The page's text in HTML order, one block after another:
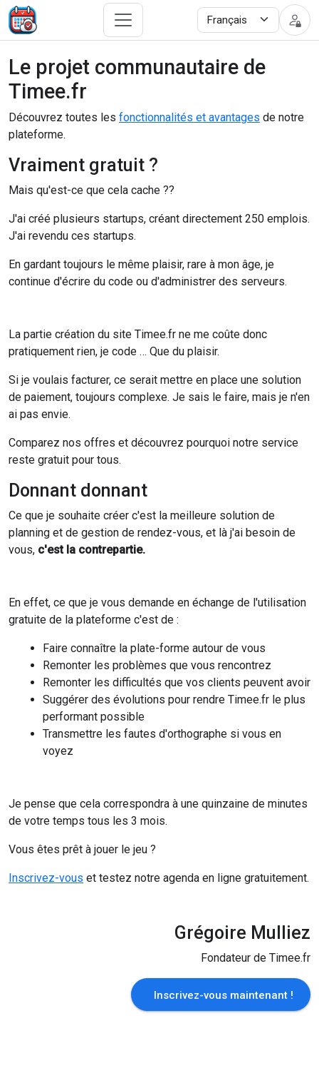
Le projet communautaire de
Timee.fr
Découvrez toutes les fonctionnalités et avantages de notre
plateforme.
Vraiment gratuit ?
Mais qu'est-ce que cela cache ??
J'ai créé plusieurs startups, créant directement 250 emplois.
J'ai revendu ces startups.
En gardant toujours le même plaisir, rare à mon âge, je
continue d'écrire du code ou d'administrer des serveurs.
La partie création du site Timee.fr ne me coûte donc
pratiquement rien, je code … Que du plaisir.
Si je voulais facturer, ce serait mettre en place une solution
de paiement, toujours complexe. Je sais le faire, mais je n'en
ai pas envie.
Comparez nos offres et découvrez pourquoi notre service
reste gratuit pour tous.
Donnant donnant
Ce que je souhaite créer c'est la meilleure solution de
planning et de gestion de rendez-vous, et là j'ai besoin de
vous, c'est la contrepartie.
En effet, ce que je vous demande en échange de l'utilisation
gratuite de la plateforme c'est de :
Faire connaître la plate-forme autour de vous
Remonter les problèmes que vous rencontrez
Remonter les difficultés que vos clients peuvent avoir
Suggérer des évolutions pour rendre Timee.fr le plus
performant possible
Transmettre les fautes d'orthographe si vous en
voyez
Je pense que cela correspondra à une quinzaine de minutes
de votre temps tous les 3 mois.
Vous êtes prêt à jouer le jeu ?
Inscrivez-vous et testez notre agenda en ligne gratuitement.
Grégoire Mulliez
Fondateur de Timee.fr
Inscrivez-vous maintenant !